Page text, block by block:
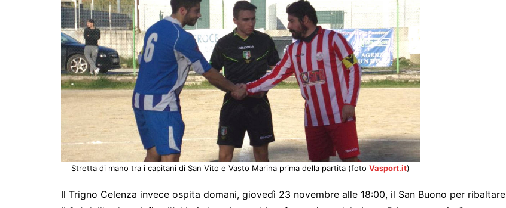
Stretta di mano tra i capitani di San Vito e Vasto Marina prima della partita (foto Vasport.it)
Il Trigno Celenza invece ospita domani, giovedì 23 novembre alle 18:00, il San Buono per ribaltare